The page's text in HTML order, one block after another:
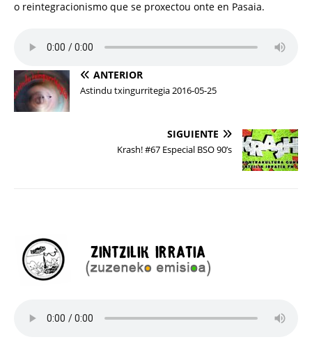
o reintegracionismo que se proxectou onte en Pasaia.
ANTERIOR
Astindu txingurritegia 2016-05-25
SIGUIENTE
Krash! #67 Especial BSO 90’s